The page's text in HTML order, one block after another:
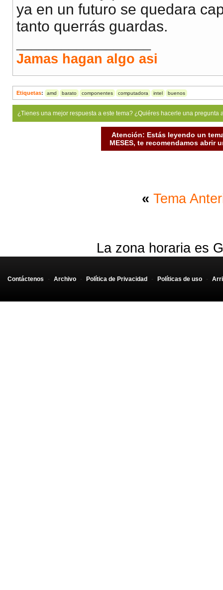
ya en un futuro se quedara
tanto querrás guardas.
Jamas hagan algo asi
Etiquetas: amd barato componentes computadora intel buenos
¿Tienes una mejor respuesta a este tema? ¿Quiéres hacerle una
Atención: Estás leyendo un
MESES, te recomendamos abrir
« Tema
La zona horaria es
Contáctenos - Archivo - Política de Privacidad - Políticas de uso -